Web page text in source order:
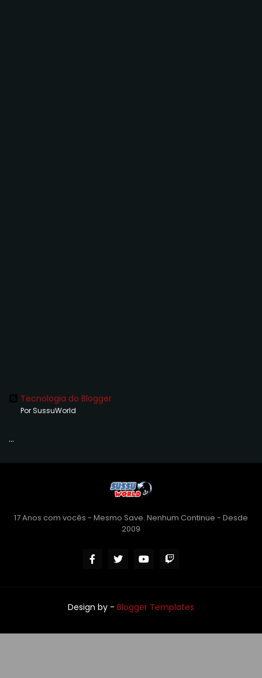
Tecnologia do Blogger
Por SussuWorld
...
17 Anos com vocês - Mesmo Save. Nenhum Continue - Desde
2009
Design by - Blogger Templates